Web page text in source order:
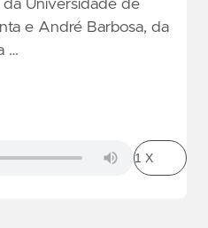
Universidade de
e André Barbosa, da
…